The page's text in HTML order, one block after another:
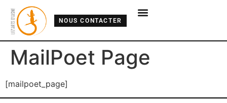
NOUS CONTACTER
MailPoet Page
[mailpoet_page]